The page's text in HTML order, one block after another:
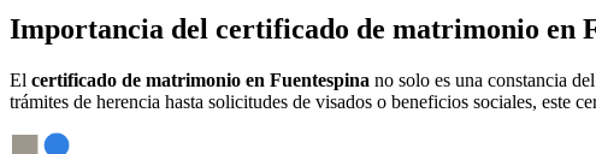
Importancia del certificado de matrimonio en
El certificado de matrimonio en Fuentespina no solo es una constancia
trámites de herencia hasta solicitudes de visados o beneficios sociales, este